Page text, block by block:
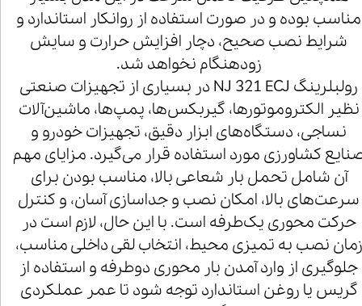
مناسب بوده و در صورت استفاده از روانکار استاندارد و
شرایط نصب صحیح، دچار افزایش حرارت و سایش
زودهنگام نخواهد شد.
رولبلرینگ NJ 321 ECJ در بسیاری از تجهیزات صنعتی
نظیر الکتروموتورها، گیربکس‌ها، پمپ‌ها، ماشین‌آلات
نساجی، دستگاه‌های ابزار دقیق، تجهیزات خودرو و
کشاورزی مورد استفاده قرار می‌گیرد. مزایای مهم
آن شامل تحمل بار شعاعی بالا، مناسب بودن برای
سرعت‌های بالا، امکان نصب و جداسازی آسان، و کنترل
حرکت محوری یک‌طرفه است. با این حال، لازم است در
زمان نصب به تمیزی محیط، انتخاب لقی داخلی مناسب،
جلوگیری از وارد آمدن بار محوری دوطرفه و استفاده از
گریس یا روغن استاندارد توجه شود تا عمر عملکردی